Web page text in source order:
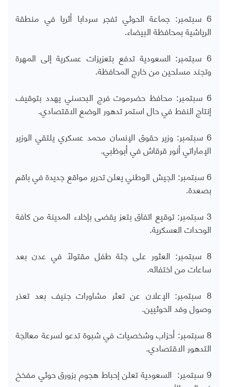
6 سبتمبر: جماعة الحوثي تفجر سردابا أثريا في منطقة
الرياشية بمحافظة البيضاء.
6 سبتمبر: السعودية تدفع بتعزيزات عسكرية إلى المهرة
وتجند مسلحين من خارج المحافظة.
6 سبتمبر: محافظ حضرموت فرج البحسني يهدد بتوقيف
إنتاج النفط في حال استمر تدهور الوضع الاقتصادي.
6 سبتمبر: وزير حقوق الإنسان محمد عسكري يلتقي الوزير
الإماراتي أنور قرقاش في أبوظبي.
6 سبتمبر: الجيش الوطني يعلن تحرير مواقع جديدة في باقم
بصعدة.
3 سبتمبر: توقيع اتفاق بتعز يقضى بإخلاء المدينة من كافة
الوحدات العسكرية.
8 سبتمبر: العثور على جثة طفل مقتولاً في عدن بعد
ساعات من اختفائه.
8 سبتمبر: الإعلان عن تعثر مشاورات جنيف بعد تعذر
وصول وفد الحوثيين.
8 سبتمبر: أحزاب وشخصيات في شبوة تدعو لسرعة معالجة
التدهور الاقتصادي.
9 سبتمبر: السعودية تعلن إحباط هجوم بزورق حوثي مفخخ